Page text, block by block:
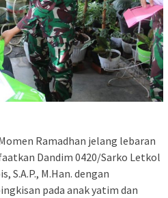
Ramadhan jelang lebaran
Dandim 0420/Sarko Letkol
S.A.P., M.Han. dengan
pada anak yatim dan